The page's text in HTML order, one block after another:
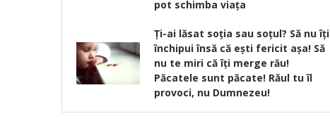
pot schimba viața
Ţi-ai lăsat soţia sau soţul? Să nu îţi
închipui însă că eşti fericit aşa! Să
nu te miri că îţi merge rău!
Păcatele sunt păcate! Răul tu îl
provoci, nu Dumnezeu!